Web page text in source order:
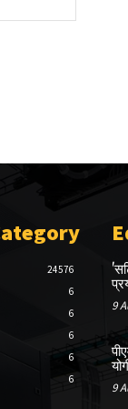
24576
6
6
6
6
6
9
9